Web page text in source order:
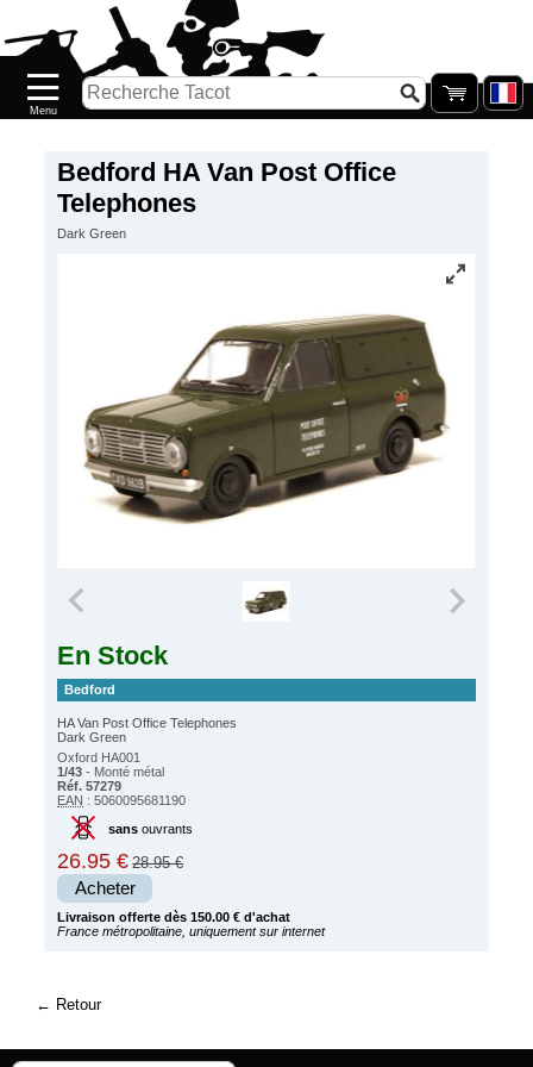
Bedford HA Van Post Office
Telephones
Dark Green
En Stock
Bedford
HA Van Post Office Telephones
Dark Green
Oxford HA001
1/43 - Monté métal
Réf. 57279
EAN : 5060095681190
sansouvrants
26.95 € 28.95 €
Acheter
Livraison offerte dès 150.00 € d'achat
France métropolitaine, uniquement sur internet
Retour
Nouveautés
Catalogue/Stock
PETITS